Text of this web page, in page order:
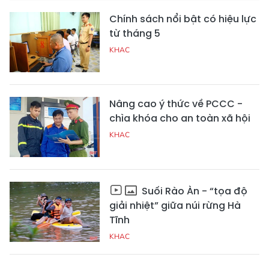
Chính sách nổi bật có hiệu lực
từ tháng 5
KHAC
Nâng cao ý thức về PCCC -
chìa khóa cho an toàn xã hội
KHAC
Suối Rào Àn - “tọa độ
giải nhiệt” giữa núi rừng Hà
Tĩnh
KHAC